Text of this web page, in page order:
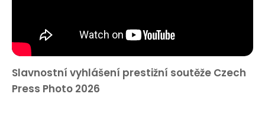
Slavnostní vyhlášení prestižní soutěže Czech
Press Photo 2026